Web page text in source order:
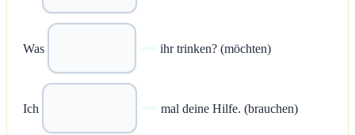
Was ihr trinken? (möchten)
Ich mal deine Hilfe. (brauchen)